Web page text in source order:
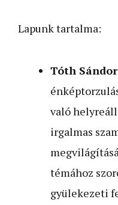
Lapunk tartalma:
Tóth Sándor
való
irgalmas
témához
gyülekezeti